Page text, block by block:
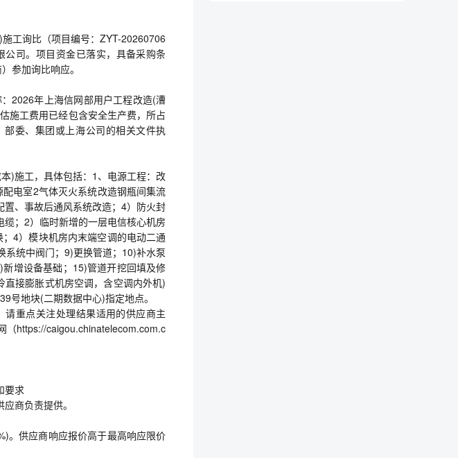
工询比（项目编号：ZYT-20260706
司。项目资金已落实，具备采购条
参加询比响应。
2026年上海信网部用户工程改造(漕
施工费用已经包含安全生产费，所占
委、集团或上海公司的相关文件执
)施工，具体包括：1、电源工程：改
电室2气体灭火系统改造钢瓶间集流
、事故后通风系统改造；4）防火封
；2）临时新增的一层电信核心机房
4）模块机房内末端空调的电动二通
统中阀门；9)更换管道；10)补水泵
增设备基础；15)管道开挖回填及修
接膨胀式机房空调，含空调内外机)
号地块(二期数据中心)指定地点。
重点关注处理结果适用的供应商主
（https://caigou.chinatelecom.com.c
要求
商负责提供。
。供应商响应报价高于最高响应限价